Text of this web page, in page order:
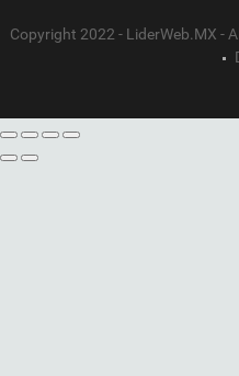
Copyright 2022 - LiderWeb.MX -